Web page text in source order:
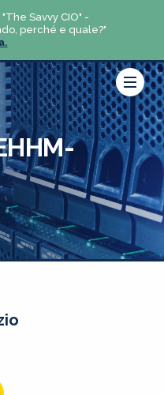
Savvy CIO" -
perché e quale?"